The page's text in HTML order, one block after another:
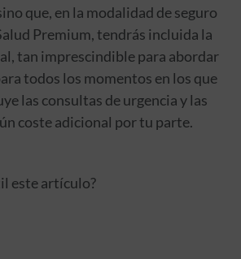
que, en la modalidad de seguro
Premium, tendrás incluida la
tan imprescindible para abordar
todos los momentos en los que
las consultas de urgencia y las
coste adicional por tu parte.
este artículo?